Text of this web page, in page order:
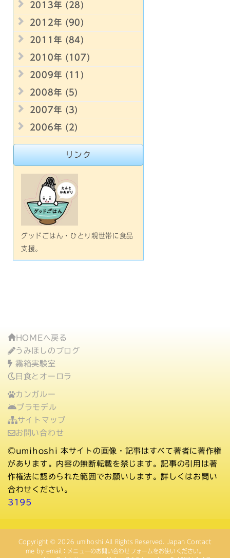
2013年 (28)
2012年 (90)
2011年 (84)
2010年 (107)
2009年 (11)
2008年 (5)
2007年 (3)
2006年 (2)
リンク
グッドごはん・ひとり親世帯に食品
支援。
HOMEへ戻る
うみほしのブログ
霧箱実験室
日食とオーロラ
カンガルー
プラモデル
サイトマップ
お問い合わせ
©umihoshi 本サイトの画像・記事はすべて著者に著作権
があります。内容の無断転載を禁じます。記事の引用は著
作権法に認められた範囲でお願いします。詳しくはお問い
合わせください。
3195
Copyright © 2026 umihoshi All Rights Reserved. Japan Contact
me by email：メニューのお問い合わせフォームをお使いください。